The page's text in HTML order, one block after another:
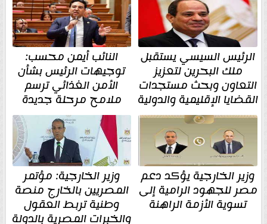
الرئيس السيسي يستقبل
ملك البحرين لتعزيز
التعاون وبحث مستجدات
القضايا الإقليمية والدولية
النائب أيمن محسب:
توجيهات الرئيس بشأن
الأمن الغذائي ترسم
ملامح مرحلة جديدة
وزير الخارجية يؤكد دعم
مصر للجهود الرامية إلى
تسوية الأزمة الراهنة
وزير الخارجية: مؤتمر
المصريين بالخارج منصة
وطنية تربط العقول
والخبرات المصرية بالدولة